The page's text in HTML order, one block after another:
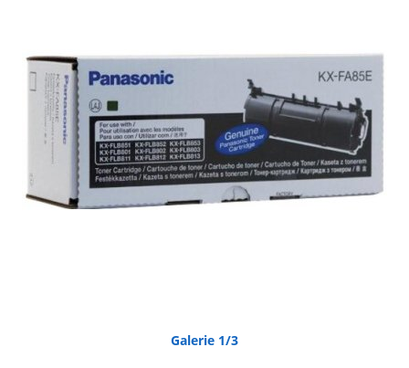
Galerie 1/3